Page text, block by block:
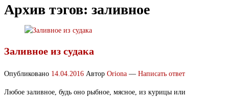
Архив тэгов: заливное
Заливное из судака
Опубликовано 14.04.2016 Автор Oriona — Написать ответ
Любое заливное, будь оно рыбное, мясное, из курицы или